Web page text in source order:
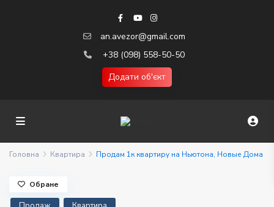
an.avezor@gmail.com
+38 (098) 558-50-50
Додати об'єкт
Головна Квартира Продам 1к квартиру на Ньютона, Новые Дома
Обране